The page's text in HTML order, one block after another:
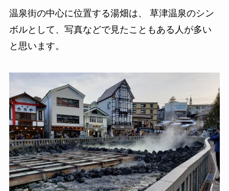
温泉街の中心に位置する湯畑は、 草津温泉のシン
ボルとして、写真などで見たこともある人が多い
と思います。